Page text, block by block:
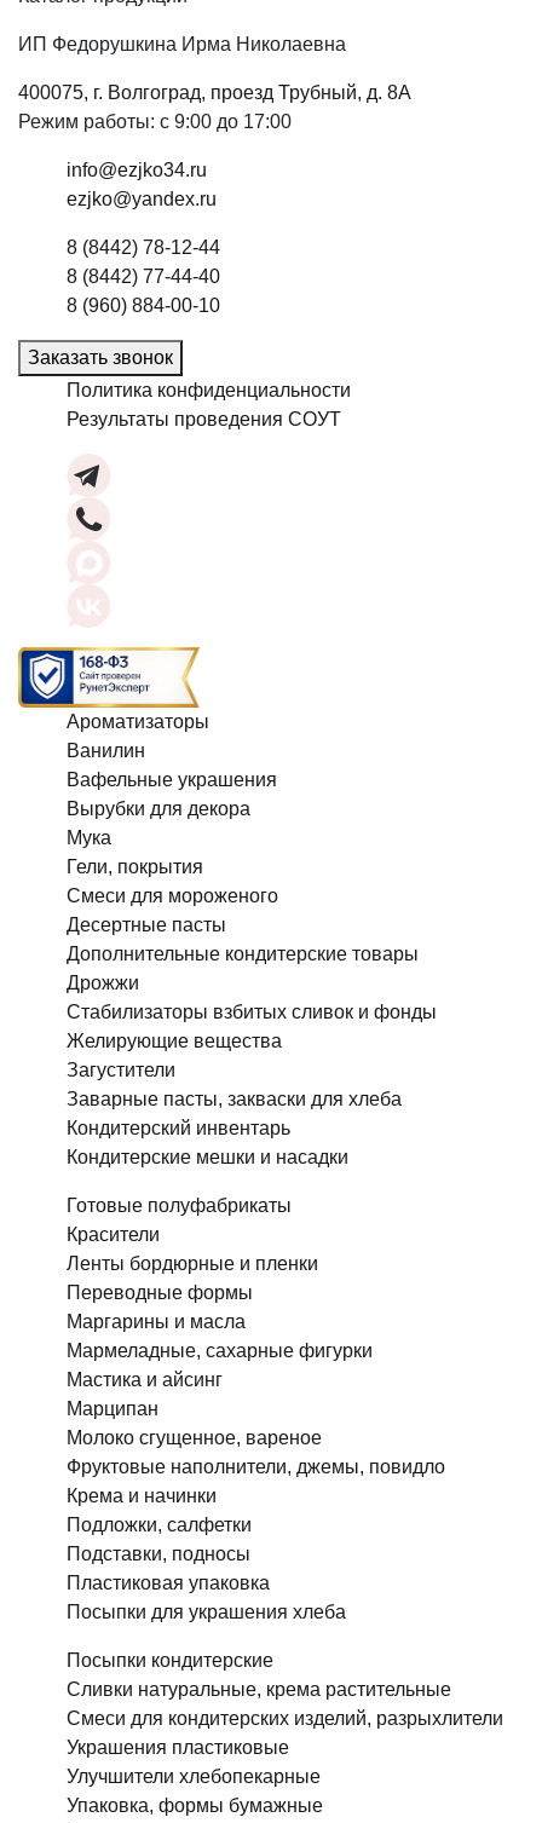
ИП Федорушкина Ирма Николаевна
400075, г. Волгоград, проезд Трубный, д. 8А
Режим работы: с 9:00 до 17:00
info@ezjko34.ru
ezjko@yandex.ru
8 (8442) 78-12-44
8 (8442) 77-44-40
8 (960) 884-00-10
Заказать звонок
Политика конфиденциальности
Результаты проведения СОУТ
Ароматизаторы
Ванилин
Вафельные украшения
Вырубки для декора
Мука
Гели, покрытия
Смеси для мороженого
Десертные пасты
Дополнительные кондитерские товары
Дрожжи
Стабилизаторы взбитых сливок и фонды
Желирующие вещества
Загустители
Заварные пасты, закваски для хлеба
Кондитерский инвентарь
Кондитерские мешки и насадки
Готовые полуфабрикаты
Красители
Ленты бордюрные и пленки
Переводные формы
Маргарины и масла
Мармеладные, сахарные фигурки
Мастика и айсинг
Марципан
Молоко сгущенное, вареное
Фруктовые наполнители, джемы, повидло
Крема и начинки
Подложки, салфетки
Подставки, подносы
Пластиковая упаковка
Посыпки для украшения хлеба
Посыпки кондитерские
Сливки натуральные, крема растительные
Смеси для кондитерских изделий, разрыхлители
Украшения пластиковые
Улучшители хлебопекарные
Упаковка, формы бумажные